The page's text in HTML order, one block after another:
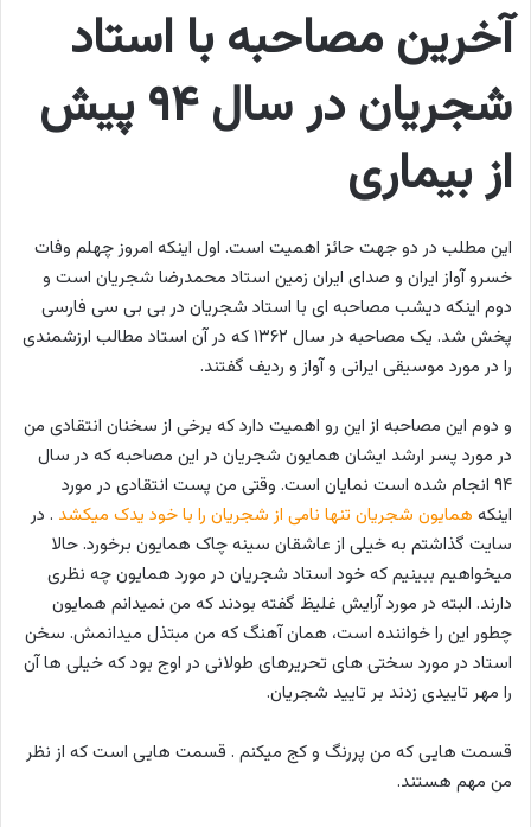
آخرین مصاحبه با استاد
شجریان در سال ۹۴ پیش
از بیماری
این مطلب در دو جهت حائز اهمیت است. اول اینکه امروز چهلم وفات
خسرو آواز ایران و صدای ایران زمین استاد محمدرضا شجریان است و
دوم اینکه دیشب مصاحبه ای با استاد شجریان در بی بی سی فارسی
پخش شد. یک مصاحبه در سال ۱۳۶۲ که در آن استاد مطالب ارزشمندی
را در مورد موسیقی ایرانی و آواز و ردیف گفتند.
و دوم این مصاحبه از این رو اهمیت دارد که برخی از سخنان انتقادی من
در مورد پسر ارشد ایشان همایون شجریان در این مصاحبه که در سال
۹۴ انجام شده است نمایان است. وقتی من پست انتقادی در مورد
اینکه همایون شجریان تنها نامی از شجریان را با خود یدک میکشد . در
سایت گذاشتم به خیلی از عاشقان سینه چاک همایون برخورد. حالا
میخواهیم ببینیم که خود استاد شجریان در مورد همایون چه نظری
دارند. البته در مورد آرایش غلیظ گفته بودند که من نمیدانم همایون
چطور این را خواننده است، همان آهنگ که من مبتذل میدانمش. سخن
استاد در مورد سختی های تحریرهای طولانی در اوج بود که خیلی ها آن
را مهر تاییدی زدند بر تایید شجریان.
قسمت هایی که من پررنگ و کج میکنم . قسمت هایی است که از نظر
من مهم هستند.